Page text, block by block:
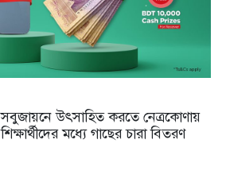
সবুজায়নে উৎসাহিত করতে নেত্রকোণায়
শিক্ষার্থীদের মধ্যে গাছের চারা বিতরণ